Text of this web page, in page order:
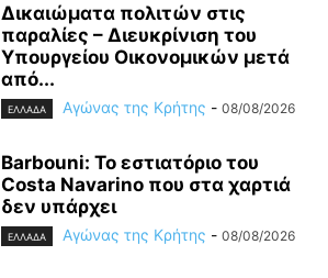
Δικαιώματα πολιτών στις
παραλίες – Διευκρίνιση του
Υπουργείου Οικονομικών μετά
από...
ΕΛΛΑΔΑ Αγώνας της Κρήτης - 08/08/2026
Barbouni: Το εστιατόριο του
Costa Navarino που στα χαρτιά
δεν υπάρχει
ΕΛΛΑΔΑ Αγώνας της Κρήτης - 08/08/2026